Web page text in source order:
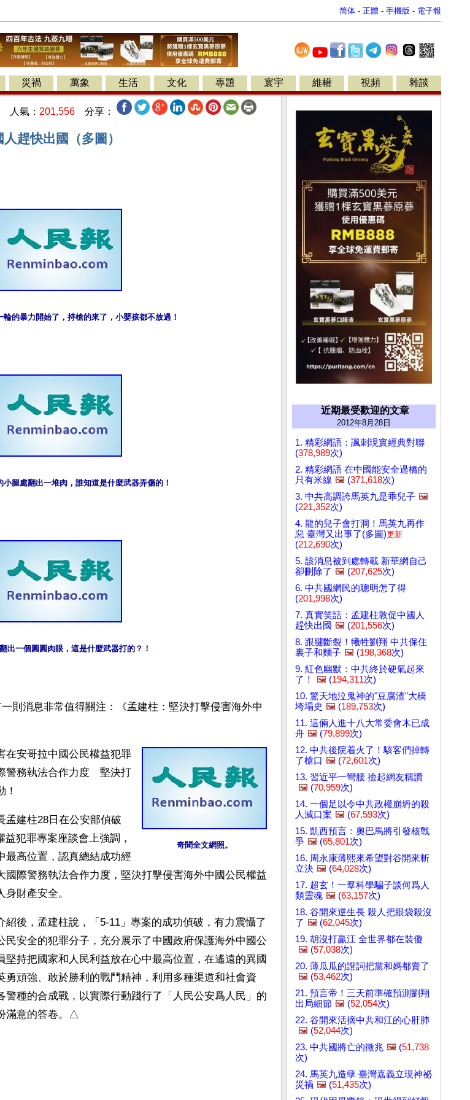
简体 - 正體 - 手機版 - 電子報
災禍 萬象 生活 文化 專題 寰宇 維權 視頻 雜談
人氣： 201,556 分享：
趕快出國（多圖）
輪的暴力開始了，持槍的來了，小嬰孩都不放過！
小腿處翻出一堆肉，誰知道是什麼武器弄傷的！
出一個圓圓肉眼，這是什麼武器打的？！
一則消息非常值得關注：《孟建柱：堅決打擊侵害海外中
奇聞全文網照。
在安哥拉中國公民權益犯罪
警務執法合作力度　堅決打
！
孟建柱28日在公安部偵破
益犯罪專案座談會上強調，
最高位置，認真總結成功經
國際警務執法合作力度，堅決打擊侵害海外中國公民權益
財產安全。
後，孟建柱說，「5-11」專案的成功偵破，有力震懾了
民安全的犯罪分子，充分展示了中國政府保護海外中國公
堅持把國家和人民利益放在心中最高位置，在遙遠的異國
勇頑強、敢於勝利的戰鬥精神，利用多種渠道和社會資
警種的合成戰，以實際行動踐行了「人民公安爲人民」的
滿意的答卷。△
近期最受歡迎的文章
2012年8月28日
1. 精彩網語：諷刺現實經典對聯
(378,989次)
2. 精彩網語 在中國能安全過橋的
只有米線 🖼️ (371,618次)
3. 中共高調誇馬英九是乖兒子 🖼️
(221,352次)
4. 龍的兒子會打洞！馬英九再作
惡 臺灣又出事了(多圖)更新
(212,690次)
5. 該消息被到處轉載 新華網自己
卻刪除了 🖼️ (207,625次)
6. 中共國網民的聰明怎了得
(201,998次)
7. 真實笑話：孟建柱敦促中國人
趕快出國 🖼️ (201,556次)
8. 跟腱斷裂！犧牲劉翔 中共保住
裏子和麵子 🖼️ (198,368次)
9. 紅色幽默：中共終於硬氣起來
了！
🖼️ (194,311次)
10. 驚天地泣鬼神的"豆腐渣"大橋
垮塌史 🖼️ (189,753次)
11. 這倆人進十八大常委會木已成
舟 🖼️ (79,899次)
12. 中共後院着火了！駭客們掉轉
了槍口 🖼️ (72,601次)
13. 習近平一彎腰 撿起網友稱讚
🖼️ (70,959次)
14. 一個足以令中共政權崩坍的殺
人滅口案 🖼️ (67,593次)
15. 凱西預言：奧巴馬將引發核戰
爭 🖼️ (65,801次)
16. 周永康薄熙來希望對谷開來斬
立決 🖼️ (64,028次)
17. 超玄！一羣科學騙子談何爲人
類靈魂 🖼️ (63,157次)
18. 谷開來逆生長 殺人把眼袋殺沒
了 🖼️ (62,045次)
19. 胡沒打贏江 全世界都在裝傻
🖼️ (57,038次)
20. 薄瓜瓜的證詞把黨和媽都賣了
🖼️ (53,462次)
21. 預言帝！三天前準確預測劉翔
出局細節 🖼️ (52,054次)
22. 谷開來活摘中共和江的心肝肺
🖼️ (52,044次)
23. 中共國將亡的徵兆 🖼️ (51,738
次)
24. 馬英九造孽 臺灣嘉義立現神祕
災禍 🖼️ (51,435次)